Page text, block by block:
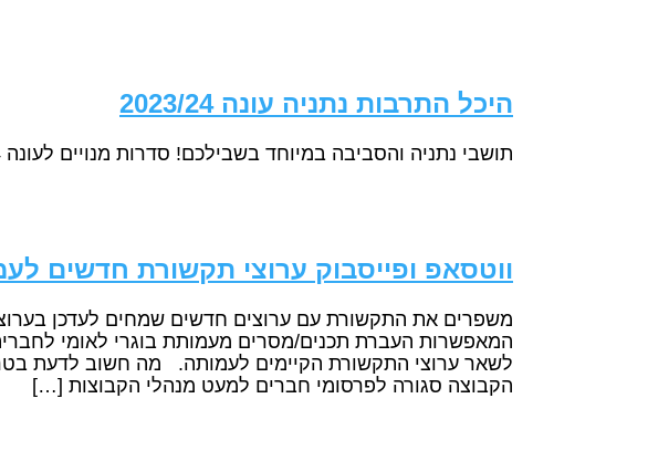
היכל התרבות נתניה עונה 2023/24
תושבי נתניה והסביבה במיוחד בשבילכם! סדרות מנויים לעונה 2023/24 – תאטרון, מועדון זמר, הרצאות ועוד…
ווטסאפ ופייסבוק ערוצי תקשורת חדשים
משפרים את התקשורת עם ערוצים חדשים שמחים לעדכן בערוצי
המאפשרות העברת תכנים/מסרים מעמותת בוגרי לאומי
לשאר ערוצי התקשורת הקיימים לעמותה. מה חשוב לדעת
הקבוצה סגורה לפרסומי חברים למעט מנהלי הקבוצות […]